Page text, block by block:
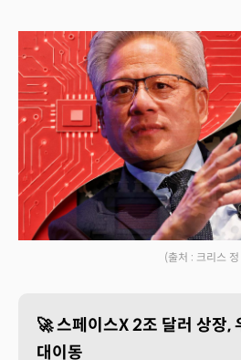
(출처 : 크리스 정
🚀 스페이스X 2조 달러 상장,
대이동